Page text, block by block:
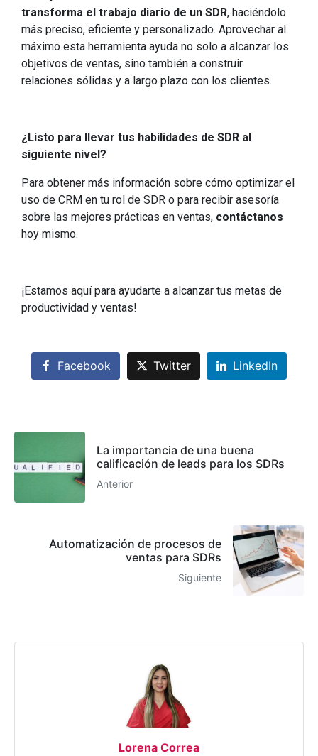
transforma el trabajo diario de un SDR, haciéndolo
más preciso, eficiente y personalizado. Aprovechar al
máximo esta herramienta ayuda no solo a alcanzar los
objetivos de ventas, sino también a construir
relaciones sólidas y a largo plazo con los clientes.
¿Listo para llevar tus habilidades de SDR al
siguiente nivel?
Para obtener más información sobre cómo optimizar el
uso de CRM en tu rol de SDR o para recibir asesoría
sobre las mejores prácticas en ventas, contáctanos
hoy mismo.
¡Estamos aquí para ayudarte a alcanzar tus metas de
productividad y ventas!
Facebook Twitter LinkedIn
La importancia de una buena
calificación de leads para los SDRs
Anterior
Automatización de procesos de
ventas para SDRs
Siguiente
Lorena Correa